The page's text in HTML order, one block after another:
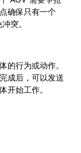
确保只有一个
突。
的行为或动作。
成后，可以发送
开始工作。